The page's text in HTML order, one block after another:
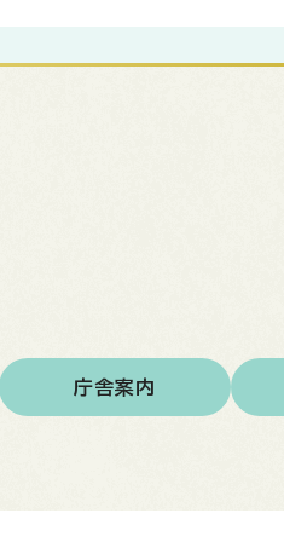
庁舎案内